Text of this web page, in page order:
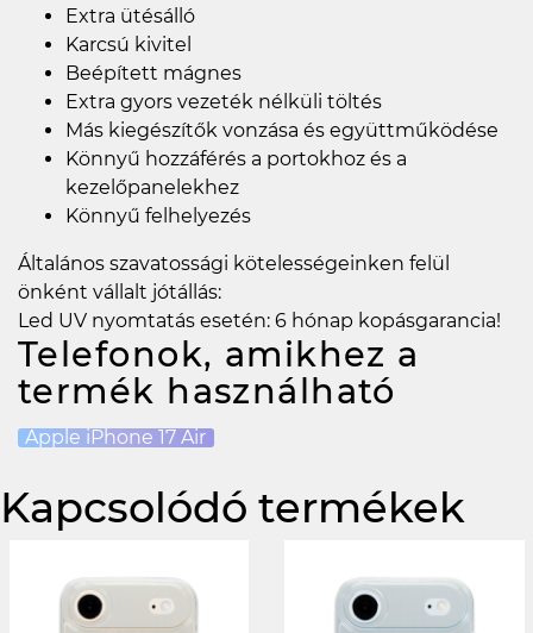
Extra ütésálló
Karcsú kivitel
Beépített mágnes
Extra gyors vezeték nélküli töltés
Más kiegészítők vonzása és együttműködése
Könnyű hozzáférés a portokhoz és a
kezelőpanelekhez
Könnyű felhelyezés
Általános szavatossági kötelességeinken felül
önként vállalt jótállás:
Led UV nyomtatás esetén: 6 hónap kopásgarancia!
Telefonok, amikhez a
termék használható
Apple iPhone 17 Air
Kapcsolódó termékek